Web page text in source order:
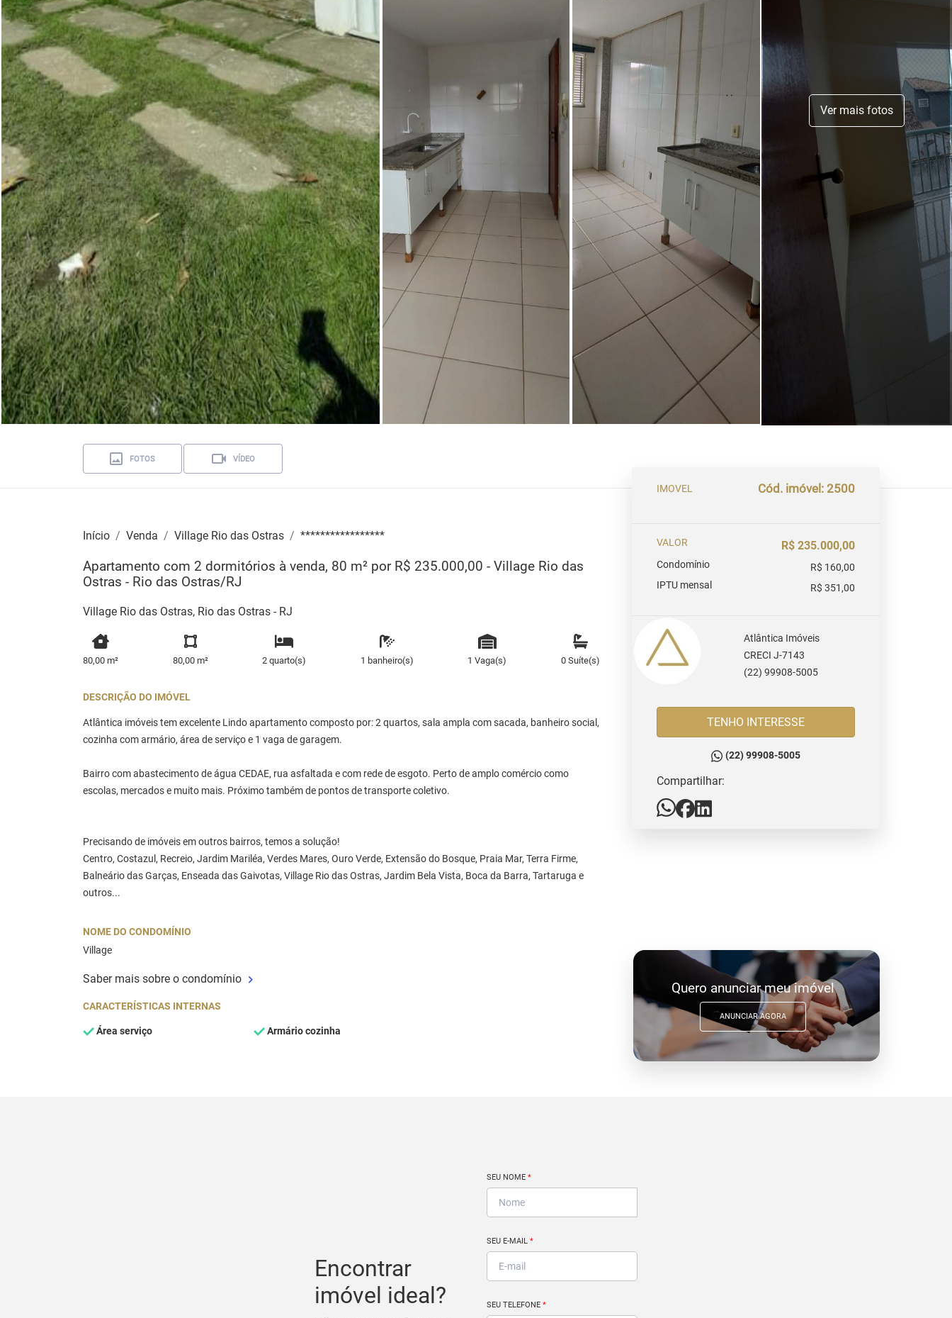
Ver mais fotos
FOTOS VÍDEO
Início Venda Village Rio das Ostras *****************
Apartamento com 2 dormitórios à venda, 80 m² por R$ 235.000,00 - Village Rio das
Ostras - Rio das Ostras/RJ
Village Rio das Ostras, Rio das Ostras - RJ
80,00 m² 80,00 m² 2 quarto(s) 1 banheiro(s) 1 Vaga(s) 0 Suíte(s)
DESCRIÇÃO DO IMÓVEL
Atlântica imóveis tem excelente Lindo apartamento composto por: 2 quartos, sala ampla com sacada, banheiro social,
cozinha com armário, área de serviço e 1 vaga de garagem.
Bairro com abastecimento de água CEDAE, rua asfaltada e com rede de esgoto. Perto de amplo comércio como
escolas, mercados e muito mais. Próximo também de pontos de transporte coletivo.
Precisando de imóveis em outros bairros, temos a solução!
Centro, Costazul, Recreio, Jardim Mariléa, Verdes Mares, Ouro Verde, Extensão do Bosque, Praia Mar, Terra Firme,
Balneário das Garças, Enseada das Gaivotas, Village Rio das Ostras, Jardim Bela Vista, Boca da Barra, Tartaruga e
outros...
NOME DO CONDOMÍNIO
Village
Saber mais sobre o condomínio
CARACTERÍSTICAS INTERNAS
Área serviço Armário cozinha
IMOVEL Cód. imóvel: 2500
VALOR R$ 235.000,00
Condomínio
R$ 160,00
IPTU mensal
R$ 351,00
Atlântica Imóveis
CRECI J-7143
(22) 99908-5005
TENHO INTERESSE
(22) 99908-5005
Compartilhar:
Quero anunciar meu imóvel
ANUNCIAR AGORA
Encontrar
imóvel ideal?
SEU NOME *
SEU E-MAIL *
SEU TELEFONE *